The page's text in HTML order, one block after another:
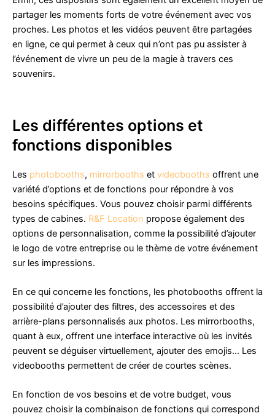
partager les moments forts de votre événement avec vos
proches. Les photos et les vidéos peuvent être partagées
en ligne, ce qui permet à ceux qui n’ont pas pu assister à
l’événement de vivre un peu de la magie à travers ces
souvenirs.
Les différentes options et
fonctions disponibles
Les photobooths, mirrorbooths et videobooths offrent une
variété d’options et de fonctions pour répondre à vos
besoins spécifiques. Vous pouvez choisir parmi différents
types de cabines. R&F Location propose également des
options de personnalisation, comme la possibilité d’ajouter
le logo de votre entreprise ou le thème de votre événement
sur les impressions.
En ce qui concerne les fonctions, les photobooths offrent la
possibilité d’ajouter des filtres, des accessoires et des
arrière-plans personnalisés aux photos. Les mirrorbooths,
quant à eux, offrent une interface interactive où les invités
peuvent se déguiser virtuellement, ajouter des emojis… Les
videobooths permettent de créer de courtes scènes.
En fonction de vos besoins et de votre budget, vous
pouvez choisir la combinaison de fonctions qui correspond